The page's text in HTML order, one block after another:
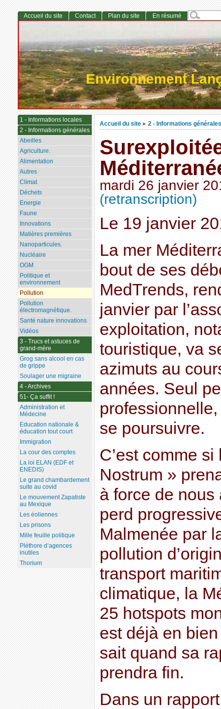
Environnement
Accueil du site > 2 - Informations générales
mardi 26 janvier
(retranscription)
Le 19 janvier
La mer
bout de ses
MedTrends,
janvier par
exploitation,
touristique, va
azimuts au
années. Seul
se poursuivre.
C’est comme
Nostrum »
à force de nous
perd
Malmenée par
pollution
transport
climatique, la
25 hotspots
est déjà en
sait quand sa
prendra fin.
Dans un
Accueil du site Contact Plan du site En résumé
1 - Informations locales
2 - Informations générales
Abeilles
Agriculture.
Alimentation
Autres
Climat
Déchets
Energie
Faune
Innovations
Matières premières
Nanoparticules.
Nucléaire
OGM
Politique et
environnement
Pollution
Pollution
électromagnétique.
Santé nature innovations
Vidéos
3 - Trucs et astuces de
grand-mère
Grog sans alcool en cas
de grippe
Soulager une migraine
4 - Archives
51- Ça suffit !
Administration et
Médecine
Education nationale &
éducation tout court
Immigration
La cour des comptes
La loi ELAN (EDF et
ENEDIS)
Le grand chambardement
suite au covid
Le mouvement Zapatiste
au Mexique
Les éoliennes
Les prisons
Mille feuille politique
Pléthore d’agences
inutiles
Thorium